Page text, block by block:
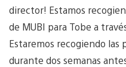
director! Estamos
de MUBI para Tobe a
Estaremos recogiendo las
durante dos semanas